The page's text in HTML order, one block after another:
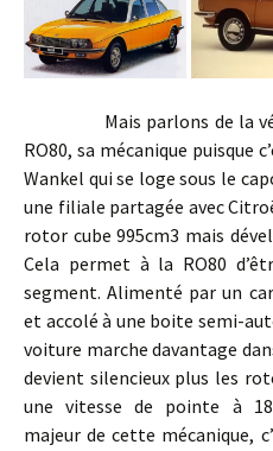
Mais parlons de la
RO80, sa mécanique
Wankel qui se loge sous le
une filiale partagée avec
rotor cube 995cm3 mais
Cela permet à la RO80
segment. Alimenté par un
et accolé à une boite semi-
voiture marche davantage
devient silencieux plus les
une vitesse de pointe à
majeur de cette mécanique,